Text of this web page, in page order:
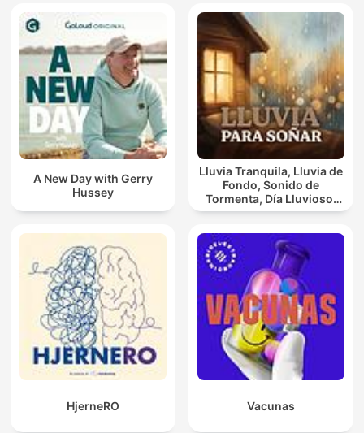
A New Day with Gerry
Hussey
Lluvia Tranquila, Lluvia de
Fondo, Sonido de
Tormenta, Día Lluvioso,
Lluvia Para Soñar
HjerneRO Vacunas